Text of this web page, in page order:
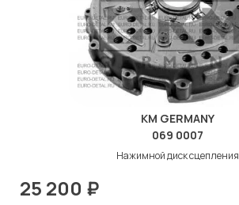
KM GERMANY
069 0007
Нажимной диск сцепления
25 200 ₽